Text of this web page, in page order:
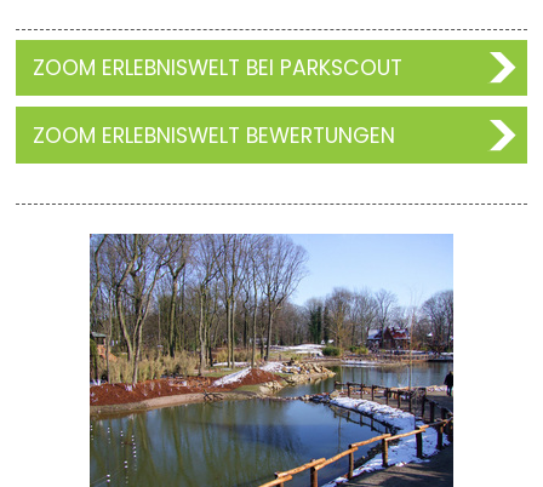
ZOOM ERLEBNISWELT BEI PARKSCOUT
ZOOM ERLEBNISWELT BEWERTUNGEN